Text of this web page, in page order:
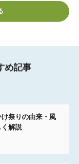
め記事
祭りの由来・風
解説